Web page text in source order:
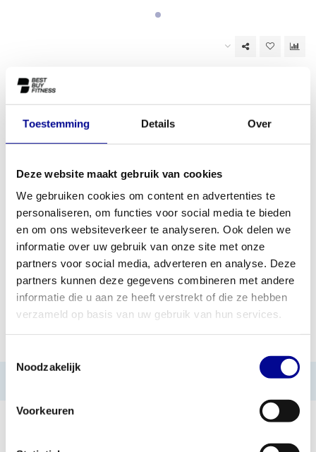
Toestemming Details Over
Deze website maakt gebruik van cookies
We gebruiken cookies om content en advertenties te
personaliseren, om functies voor social media te bieden
en om ons websiteverkeer te analyseren. Ook delen we
informatie over uw gebruik van onze site met onze
partners voor social media, adverteren en analyse. Deze
partners kunnen deze gegevens combineren met andere
informatie die u aan ze heeft verstrekt of die ze hebben
verzameld op basis van uw gebruik van hun services.
Noodzakelijk
Voorkeuren
TOEVOEGEN AAN OFFERTE
PROFESSIONEEL
FITNESSAPPARATUUR
STANDAARD ÉÉN JAAR
GARANTIE
MEER DAN 28 JAAR
ERVARING
BESTE PRIJZEN EN
MOOISTE APPARATUUR